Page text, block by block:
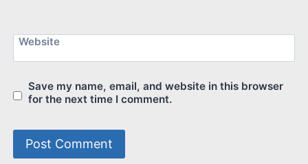
Website
Save my name, email, and website in this browser
for the next time I comment.